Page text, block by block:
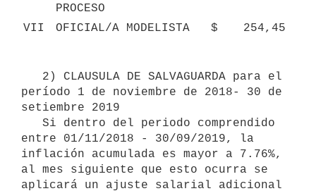
PROCESO
VII OFICIAL/A MODELISTA $ 254,45